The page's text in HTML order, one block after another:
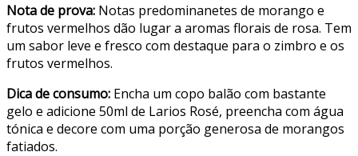
Nota de prova: Notas predominanetes de morango e
frutos vermelhos dão lugar a aromas florais de rosa. Tem
um sabor leve e fresco com destaque para o zimbro e os
frutos vermelhos.
Dica de consumo: Encha um copo balão com bastante
gelo e adicione 50ml de Larios Rosé, preencha com água
tónica e decore com uma porção generosa de morangos
fatiados.